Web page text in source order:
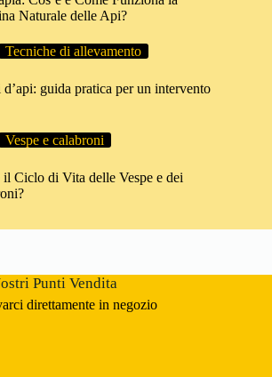
Naturale delle Api?
Tecniche di allevamento
d’api: guida pratica per un intervento
Vespe e calabroni
il Ciclo di Vita delle Vespe e dei
Punti Vendita
direttamente in negozio